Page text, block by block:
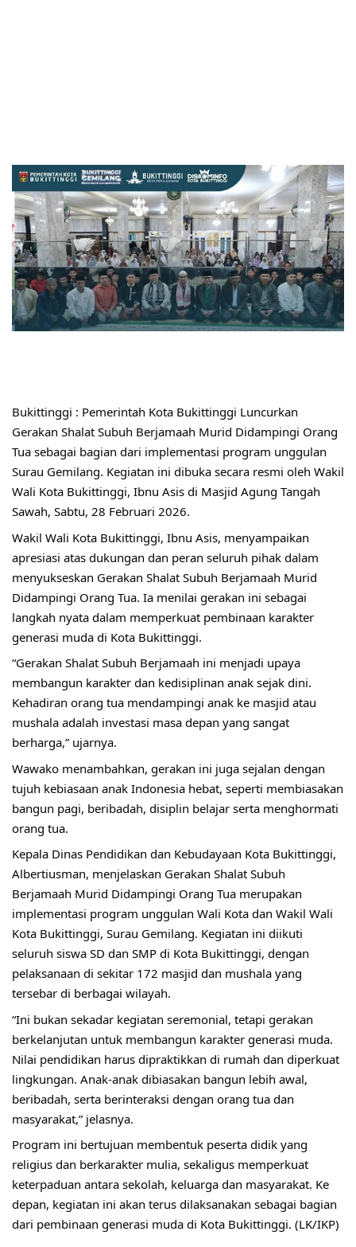
Bukittinggi : Pemerintah Kota Bukittinggi Luncurkan
Gerakan Shalat Subuh Berjamaah Murid Didampingi Orang
Tua sebagai bagian dari implementasi program unggulan
Surau Gemilang. Kegiatan ini dibuka secara resmi oleh Wakil
Wali Kota Bukittinggi, Ibnu Asis di Masjid Agung Tangah
Sawah, Sabtu, 28 Februari 2026.
Wakil Wali Kota Bukittinggi, Ibnu Asis, menyampaikan
apresiasi atas dukungan dan peran seluruh pihak dalam
menyukseskan Gerakan Shalat Subuh Berjamaah Murid
Didampingi Orang Tua. Ia menilai gerakan ini sebagai
langkah nyata dalam memperkuat pembinaan karakter
generasi muda di Kota Bukittinggi.
“Gerakan Shalat Subuh Berjamaah ini menjadi upaya
membangun karakter dan kedisiplinan anak sejak dini.
Kehadiran orang tua mendampingi anak ke masjid atau
mushala adalah investasi masa depan yang sangat
berharga,” ujarnya.
Wawako menambahkan, gerakan ini juga sejalan dengan
tujuh kebiasaan anak Indonesia hebat, seperti membiasakan
bangun pagi, beribadah, disiplin belajar serta menghormati
orang tua.
Kepala Dinas Pendidikan dan Kebudayaan Kota Bukittinggi,
Albertiusman, menjelaskan Gerakan Shalat Subuh
Berjamaah Murid Didampingi Orang Tua merupakan
implementasi program unggulan Wali Kota dan Wakil Wali
Kota Bukittinggi, Surau Gemilang. Kegiatan ini diikuti
seluruh siswa SD dan SMP di Kota Bukittinggi, dengan
pelaksanaan di sekitar 172 masjid dan mushala yang
tersebar di berbagai wilayah.
“Ini bukan sekadar kegiatan seremonial, tetapi gerakan
berkelanjutan untuk membangun karakter generasi muda.
Nilai pendidikan harus dipraktikkan di rumah dan diperkuat
lingkungan. Anak-anak dibiasakan bangun lebih awal,
beribadah, serta berinteraksi dengan orang tua dan
masyarakat,” jelasnya.
Program ini bertujuan membentuk peserta didik yang
religius dan berkarakter mulia, sekaligus memperkuat
keterpaduan antara sekolah, keluarga dan masyarakat. Ke
depan, kegiatan ini akan terus dilaksanakan sebagai bagian
dari pembinaan generasi muda di Kota Bukittinggi. (LK/IKP)